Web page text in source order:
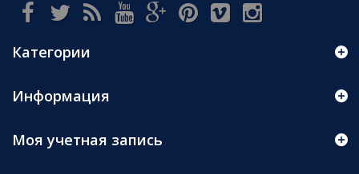
Категории
Информация
Моя учетная запись